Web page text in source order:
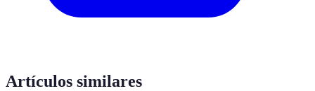
Artículos similares